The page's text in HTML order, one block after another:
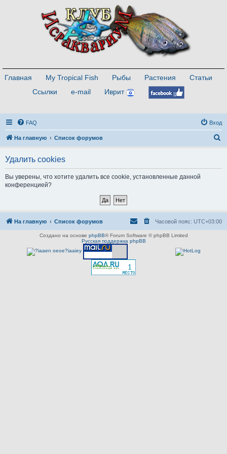
Главная My Tropical Fish Рыбы Растения
Статьи
Ссылки
e-mail Иврит
FAQ Вход
На главную Список форумов
Удалить cookies
Вы уверены, что хотите удалить все cookie, установленные данной
конференцией?
На главную Список форумов Часовой пояс: UTC+03:00
Создано на основе phpBB® Forum Software © phpBB Limited
Русская поддержка phpBB